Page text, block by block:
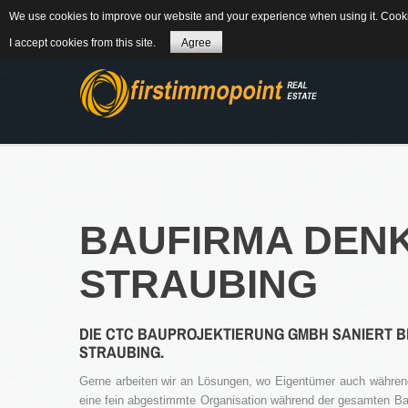
84184 Tiefenbach - Am Winkl 6 MAIL
BAUFIRMA
STRAUBING
DIE CTC BAUPROJEKTIERUNG GMBH SANIERT
STRAUBING.
Gerne arbeiten wir an Lösungen, wo Eigentümer auch
eine fein abgestimmte Organisation während der gesamten
We use cookies to improve our website and your experience when using it.
I accept cookies from this site. Agree